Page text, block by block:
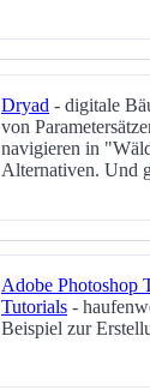
Dryad - digitale
von
navigieren in
Alternativen. Und
Adobe Photoshop
Tutorials -
Beispiel zur